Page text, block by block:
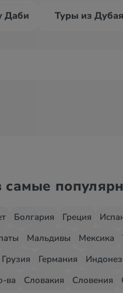
Даби Туры из Дубая
самые
Болгария Греция
Мальдивы Мексика
Грузия Германия
ва
Словакия Словения